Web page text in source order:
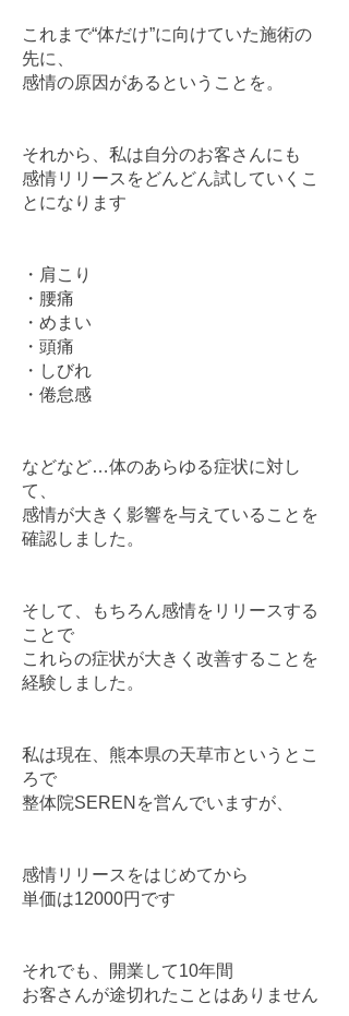
これまで“体だけ”に向けていた施術の
先に、
感情の原因があるということを。
それから、私は自分のお客さんにも
感情リリースをどんどん試していくこ
とになります
・肩こり
・腰痛
・めまい
・頭痛
・しびれ
・倦怠感
などなど…体のあらゆる症状に対し
て、
感情が大きく影響を与えていることを
確認しました。
そして、もちろん感情をリリースする
ことで
これらの症状が大きく改善することを
経験しました。
私は現在、熊本県の天草市というとこ
ろで
整体院SERENを営んでいますが、
感情リリースをはじめてから
単価は12000円です
それでも、開業して10年間
お客さんが途切れたことはありません